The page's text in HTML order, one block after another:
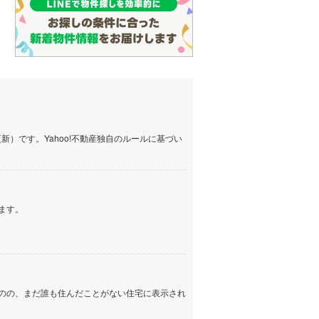
）です。Yahoo!不動産独自のルールに基づい
。
の、まだ誰も住んだことがない住宅に表示され